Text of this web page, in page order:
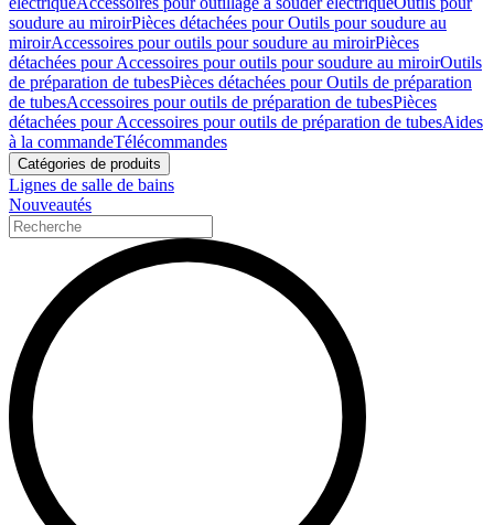
soudure au miroirPièces détachées pour Outils pour soudure au
miroirAccessoires pour outils pour soudure au miroirPièces
détachées pour Accessoires pour outils pour soudure au miroirOutils
de préparation de tubesPièces détachées pour Outils de préparation
de tubesAccessoires pour outils de préparation de tubesPièces
détachées pour Accessoires pour outils de préparation de tubesAides
à la commandeTélécommandes
Catégories de produits
Lignes de salle de bains
Nouveautés